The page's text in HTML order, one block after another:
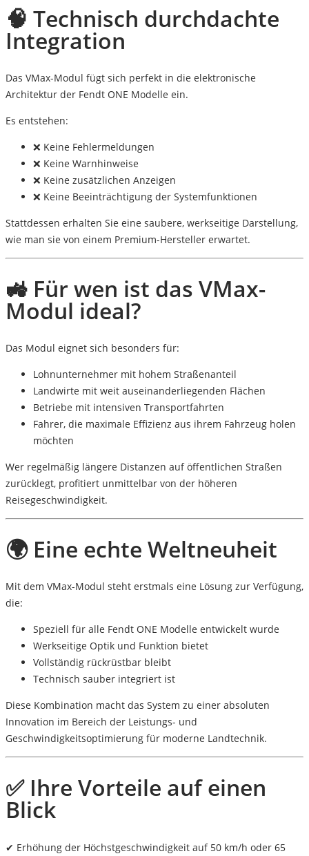
🧠 Technisch durchdachte
Integration
Das VMax-Modul fügt sich perfekt in die elektronische
Architektur der Fendt ONE Modelle ein.
Es entstehen:
❌ Keine Fehlermeldungen
❌ Keine Warnhinweise
❌ Keine zusätzlichen Anzeigen
❌ Keine Beeinträchtigung der Systemfunktionen
Stattdessen erhalten Sie eine saubere, werkseitige Darstellung,
wie man sie von einem Premium-Hersteller erwartet.
🚜 Für wen ist das VMax-
Modul ideal?
Das Modul eignet sich besonders für:
Lohnunternehmer mit hohem Straßenanteil
Landwirte mit weit auseinanderliegenden Flächen
Betriebe mit intensiven Transportfahrten
Fahrer, die maximale Effizienz aus ihrem Fahrzeug holen
möchten
Wer regelmäßig längere Distanzen auf öffentlichen Straßen
zurücklegt, profitiert unmittelbar von der höheren
Reisegeschwindigkeit.
🌍 Eine echte Weltneuheit
Mit dem VMax-Modul steht erstmals eine Lösung zur Verfügung,
die:
Speziell für alle Fendt ONE Modelle entwickelt wurde
Werkseitige Optik und Funktion bietet
Vollständig rückrüstbar bleibt
Technisch sauber integriert ist
Diese Kombination macht das System zu einer absoluten
Innovation im Bereich der Leistungs- und
Geschwindigkeitsoptimierung für moderne Landtechnik.
✅ Ihre Vorteile auf einen
Blick
✔ Erhöhung der Höchstgeschwindigkeit auf 50 km/h oder 65